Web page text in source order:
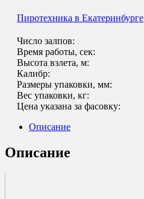
Пиротехника в Екатеринбурге
Число залпов:
Время работы, сек:
Высота взлета, м:
Калибр:
Размеры упаковки, мм:
Вес упаковки, кг:
Цена указана за фасовку:
Описание
Описание